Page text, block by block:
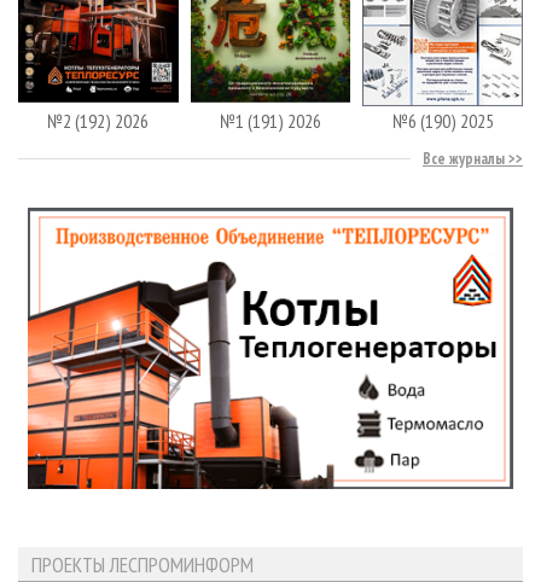
№2 (192) 2026 №1 (191) 2026 №6 (190) 2025
Все журналы
ПРОЕКТЫ ЛЕСПРОМИНФОРМ